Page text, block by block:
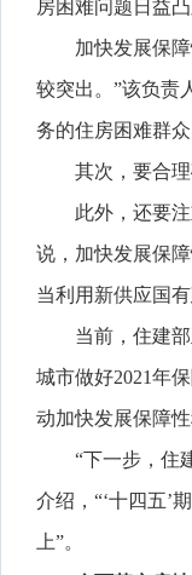
房困难问题日益
加快发展保
较突出。”该负责
务的住房困难群众
其次，要合
此外，还要
说，加快发展保
当利用新供应国
当前，住建
城市做好2021年
动加快发展保障
“下一步，住
介绍，“‘十四五’
上”。